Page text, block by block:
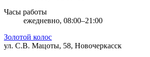
Часы работы
ежедневно, 08:00–21:00
Золотой колос
ул. С.В. Мацоты, 58, Новочеркасск